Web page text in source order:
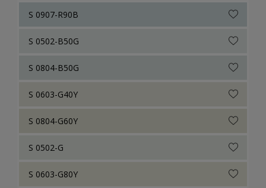
S 0907-R90B
S 0502-B50G
S 0804-B50G
S 0603-G40Y
S 0804-G60Y
S 0502-G
S 0603-G80Y